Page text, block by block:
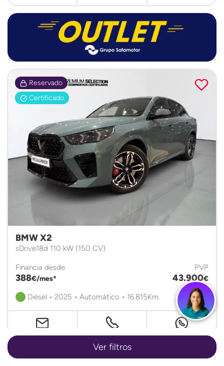
Reservado
Certificado
BMW X2
sDrive18d 110 kW (150 CV)
Financia desde
388€/mes*
PVP
43.900€
Diésel • 2025 • Automático • 16.815Km.
Certificado
Ver filtros